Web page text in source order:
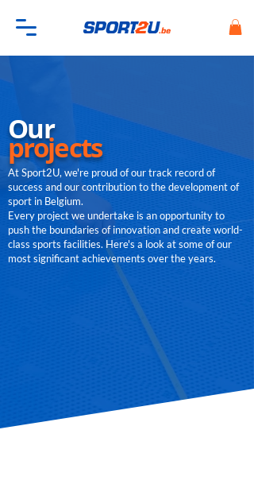
Our
projects
At Sport2U, we're proud of our track record of
success and our contribution to the development of
sport in Belgium.
Every project we undertake is an opportunity to
push the boundaries of innovation and create world-
class sports facilities. Here's a look at some of our
most significant achievements over the years.